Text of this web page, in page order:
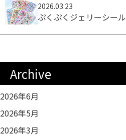
2026.03.23
ぷくぷくジェリーシール
Archive
2026年6月
2026年5月
2026年3月